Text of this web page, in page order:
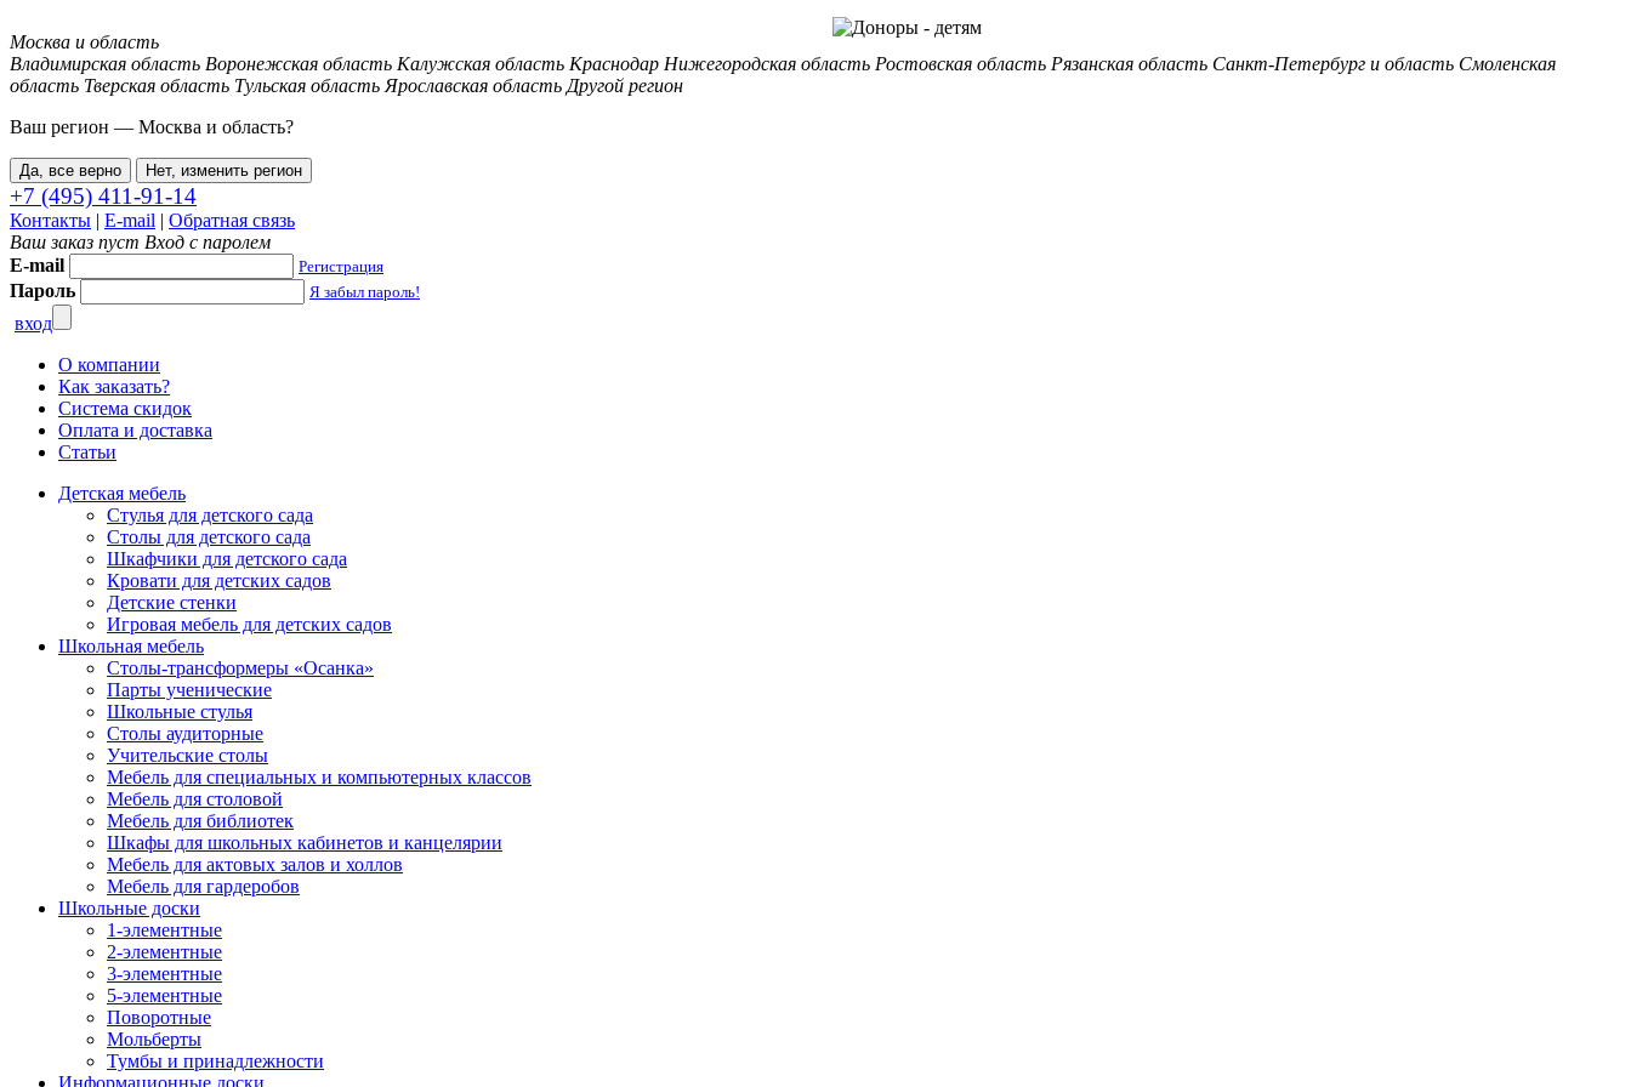
Москва и область
Владимирская область Воронежская область Калужская область Краснодар Нижегородская область Ростовская область Рязанская область Санкт-Петербург и область Смоленская
область Тверская область Тульская область Ярославская область Другой регион
Ваш регион — Москва и область?
Да, все верно Нет, изменить регион
+7 (495) 411-91-14
Контакты | E-mail | Обратная связь
Ваш заказ пуст Вход с паролем
E-mail
Регистрация
Пароль Я забыл пароль!
вход
О компании
Как заказать?
Система скидок
Оплата и доставка
Статьи
Детская мебель
Стулья для детского сада
Столы для детского сада
Шкафчики для детского сада
Кровати для детских садов
Детские стенки
Игровая мебель для детских садов
Школьная мебель
Столы-трансформеры «Осанка»
Парты ученические
Школьные стулья
Столы аудиторные
Учительские столы
Мебель для специальных и компьютерных классов
Мебель для столовой
Мебель для библиотек
Шкафы для школьных кабинетов и канцелярии
Мебель для актовых залов и холлов
Мебель для гардеробов
Школьные доски
1-элементные
2-элементные
3-элементные
5-элементные
Поворотные
Мольберты
Тумбы и принадлежности
Информационные доски